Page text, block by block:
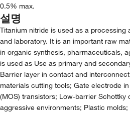
0.5% max.
설명
Titanium nitride is used as a processing
and laboratory. It is an important raw
in organic synthesis, pharmaceuticals,
is used as Use as primary and
Barrier layer in contact and
materials cutting tools; Gate electrode
(MOS) transistors; Low-barrier Schottky
aggressive environments; Plastic